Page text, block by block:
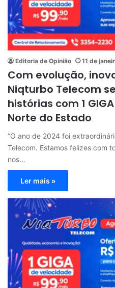
Editoria de Opinião 11 de
Com evolução,
Niqturbo Telecom
histórias com 1
Norte do Estado
“O ano de 2024 foi
Telecom. Estamos felizes com
nos…
Ler mais »